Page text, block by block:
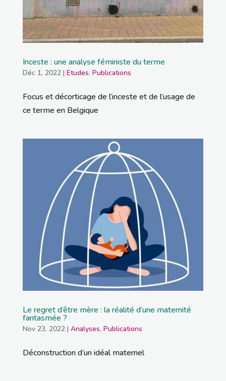
Inceste : une analyse féministe du terme
Déc 1, 2022| Etudes, Publications
Focus et décorticage de l’inceste et de l’usage de
ce terme en Belgique
Le regret d’être mère : la réalité d’une maternité
fantasmée ?
Nov 23, 2022| Analyses, Publications
Déconstruction d’un idéal maternel